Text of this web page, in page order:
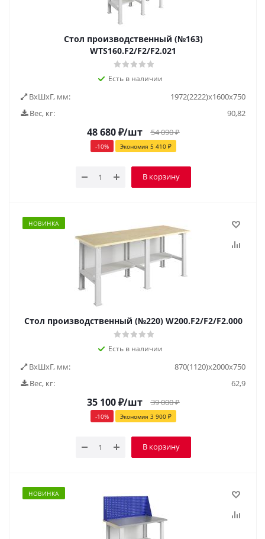
Стол производственный (№163)
WTS160.F2/F2/F2.021
Есть в наличии
ВxШxГ, мм:
1972(2222)x1600x750
Вес, кг:
90,82
48 680₽/шт 54 090₽
-10% Экономия 5 410₽
В корзину
НОВИНКА
Стол производственный (№220) W200.F2/F2/F2.000
Есть в наличии
ВxШxГ, мм:
870(1120)x2000x750
Вес, кг:
62,9
35 100₽/шт 39 000₽
-10% Экономия 3 900₽
В корзину
НОВИНКА